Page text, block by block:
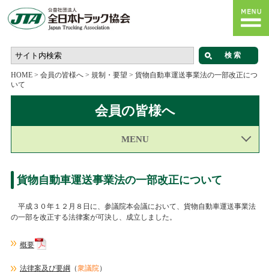
HOME> 会員の皆様へ> 規制・要望 > 貨物自動車運送事業法の一部改正につ
いて
会員の皆様へ
MENU
貨物自動車運送事業法の一部改正について
平成３０年１２月８日に、参議院本会議において、貨物自動車運送事業法
の一部を改正する法律案が可決し、成立しました。
概要
法律案及び要綱 （衆議院）